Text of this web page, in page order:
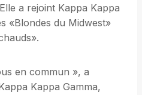
a rejoint Kappa Kappa
«Blondes du Midwest»
en commun », a
Kappa Gamma,